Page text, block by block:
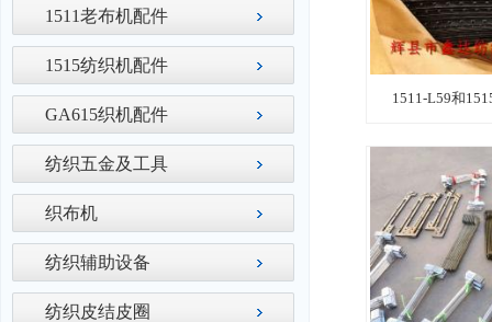
1511老布机配件
1515纺织机配件
GA615织机配件
纺织五金及工具
织布机
纺织辅助设备
纺织皮结皮圈
1511-L59和